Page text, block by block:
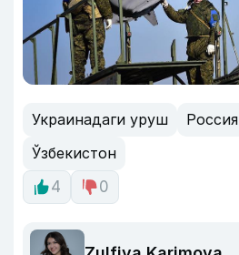
Украинадаги уруш Россия
Ўзбекистон
4
0